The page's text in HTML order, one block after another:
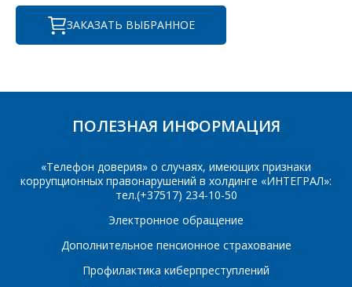
ЗАКАЗАТЬ ВЫБРАННОЕ
ПОЛЕЗНАЯ ИНФОРМАЦИЯ
«Телефон доверия» о случаях, имеющих признаки
коррупционных правонарушений в холдинге «ИНТЕГРАЛ»:
тел.(+37517) 234-10-50
Электронное обращение
Дополнительное пенсионное страхование
Профилактика киберпреступлений
ОТПРАВИТЬ